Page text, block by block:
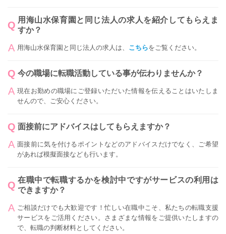
用海山水保育園と同じ法人の求人を紹介してもらえま
すか？
用海山水保育園と同じ法人の求人は、 こちらをご覧ください。
今の職場に転職活動している事が伝わりませんか？
現在お勤めの職場にご登録いただいた情報を伝えることはいたしま
せんので、ご安心ください。
面接前にアドバイスはしてもらえますか？
面接前に気を付けるポイントなどのアドバイスだけでなく、ご希望
があれば模擬面接なども行います。
在職中で転職するかを検討中ですがサービスの利用は
できますか？
ご相談だけでも大歓迎です！忙しい在職中こそ、私たちの転職支援
サービスをご活用ください。さまざまな情報をご提供いたしますの
で、転職の判断材料としてください。